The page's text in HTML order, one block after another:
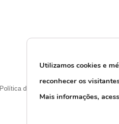
Política de Privacidade e Proteção de
Utilizamos cookies e
reconhecer os
Mais informações,